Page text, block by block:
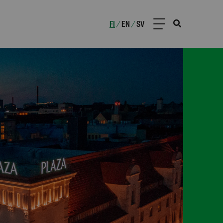
FI /EN /SV